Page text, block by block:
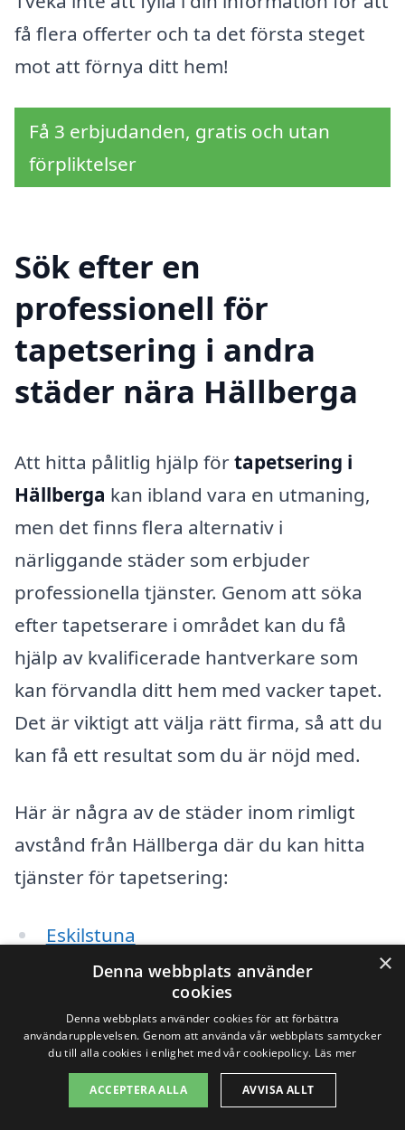
få flera offerter och ta det första steget
mot att förnya ditt hem!
Få 3 erbjudanden, gratis och utan
förpliktelser
Sök efter en
professionell för
tapetsering i andra
städer nära Hällberga
Att hitta pålitlig hjälp förtapetsering i
Hällberga kan ibland vara en utmaning,
men det finns flera alternativ i
närliggande städer som erbjuder
professionella tjänster. Genom att söka
efter tapetserare i området kan du få
hjälp av kvalificerade hantverkare som
kan förvandla ditt hem med vacker tapet.
Det är viktigt att välja rätt firma, så att du
kan få ett resultat som du är nöjd med.
Här är några av de städer inom rimligt
avstånd från Hällberga där du kan hitta
tjänster för tapetsering:
Eskilstuna
Sundbyholm
Torshälla
Strängnäs
Rotebro
×
Denna webbplats använder
cookies
Denna webbplats använder cookies för att förbättra
användarupplevelsen. Genom att använda vår webbplats samtycker
du till alla cookies i enlighet med vår cookiepolicy. Läs mer
ACCEPTERA ALLA AVVISA ALLT